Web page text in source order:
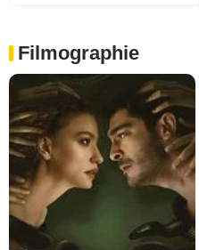
Filmographie